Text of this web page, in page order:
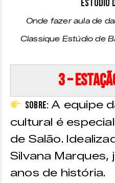
Onde fazer aula de
Classique Estúdio de
3 –
Sobre: A equipe
cultural é
de Salão.
Silvana Marques,
anos de história.